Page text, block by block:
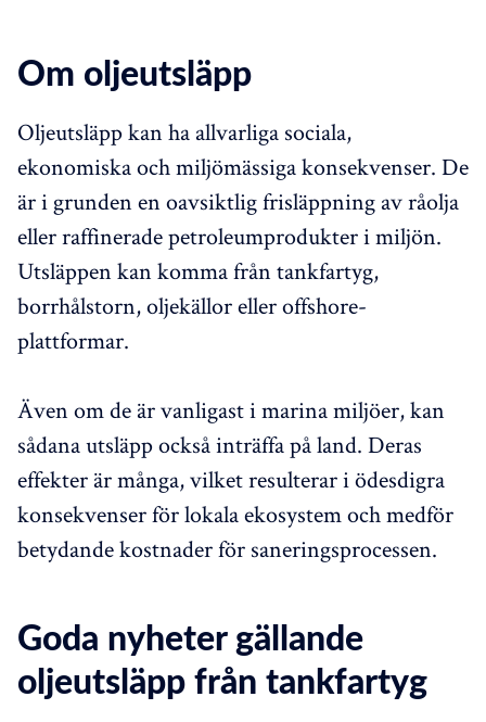
Om oljeutsläpp
Oljeutsläpp kan ha allvarliga sociala,
ekonomiska och miljömässiga konsekvenser. De
är i grunden en oavsiktlig frisläppning av råolja
eller raffinerade petroleumprodukter i miljön.
Utsläppen kan komma från tankfartyg,
borrhålstorn, oljekällor eller offshore-
plattformar.
Även om de är vanligast i marina miljöer, kan
sådana utsläpp också inträffa på land. Deras
effekter är många, vilket resulterar i ödesdigra
konsekvenser för lokala ekosystem och medför
betydande kostnader för saneringsprocessen.
Goda nyheter gällande
oljeutsläpp från tankfartyg